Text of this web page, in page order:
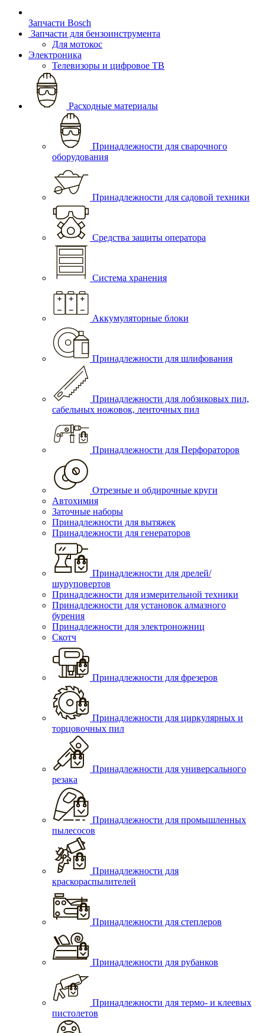
Запчасти Bosch
Запчасти для бензоинструмента
Для мотокос
Электроника
Телевизоры и цифровое ТВ
Расходные материалы
Принадлежности для сварочного
оборудования
Принадлежности для садовой техники
Средства защиты оператора
Система хранения
Аккумуляторные блоки
Принадлежности для шлифования
Принадлежности для лобзиковых пил,
сабельных ножовок, ленточных пил
Принадлежности для Перфораторов
Отрезные и обдирочные круги
Автохимия
Заточные наборы
Принадлежности для вытяжек
Принадлежности для генераторов
Принадлежности для дрелей/
шуруповертов
Принадлежности для измерительной техники
Принадлежности для установок алмазного
бурения
Принадлежности для электроножниц
Скотч
Принадлежности для фрезеров
Принадлежности для циркулярных и
торцовочных пил
Принадлежности для универсального
резака
Принадлежности для промышленных
пылесосов
Принадлежности для
краскораспылителей
Принадлежности для степлеров
Принадлежности для рубанков
Принадлежности для термо- и клеевых
пистолетов